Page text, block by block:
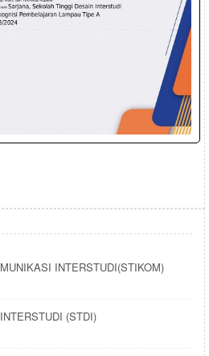
INTERSTUDI(STIKOM)
(STDI)